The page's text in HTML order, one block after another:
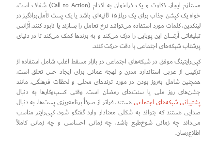
مستلزم ایجاز، ذکاوت و یک فراخوان به اقدام (Call to Action) شفاف است.
خواه یک کپشن جذاب برای یک ریلز ۱۵ ثانیه‌ای باشد یا یک پست تأمل‌برانگیز در
لینکدین، کلمات مورد استفاده می‌توانند نرخ تعامل را بسازند یا نابود کنند. آژانس
تبلیغاتی آرتسان این پویایی را درک می‌کند و به برندها کمک می‌کند تا در دنیای
پرشتاب شبکه‌های اجتماعی با دقت حرکت کنند.
کپی‌رایتینگ موفق در شبکه‌های اجتماعی در بازار مسقط اغلب شامل استفاده از
ترکیبی از عربی استاندارد مدرن و لهجه عمانی برای ایجاد حس تعلق است.
همچنین شامل به‌روز بودن در مورد ترندهای محلی و لحظات فرهنگی، مانند
جشن‌های روز ملی یا سنت‌های رمضان است. وقتی کسب‌وکارها به دنبال
پشتیبانی شبکه‌های اجتماعیهستند، فراتر از صرفاً برنامه‌ریزی پست‌ها، به دنبال
صدایی هستند که بتواند به شکلی معنادار وارد گفتگو شود. کپی‌رایتر مناسب
می‌داند چه زمانی شوخ‌طبع باشد، چه زمانی احساسی و چه زمانی کاملاً
اطلاع‌رسان.